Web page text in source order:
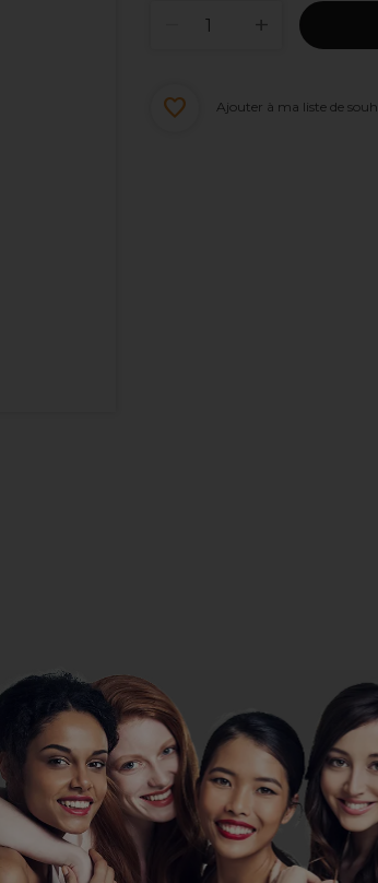
Ajouter à ma liste de
Lômé Paris